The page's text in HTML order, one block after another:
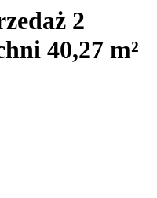
2
40,27 m²